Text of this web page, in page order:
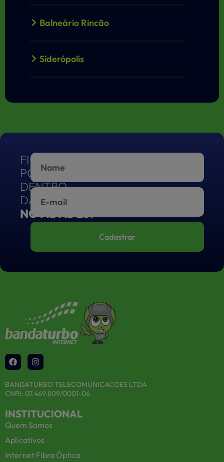
Balneário Rincão
Siderópolis
Morro da Fumaça
Rio Maina
FIQUE
POR
DENTRO
DAS
NOVIDADES!
Cadastrar
BANDATURBO TELECOMUNICACOES LTDA
CNPJ: 07.469.809/0001-06
INSTITUCIONAL
Quem Somos
Aplicativos
Internet Fibra Óptica